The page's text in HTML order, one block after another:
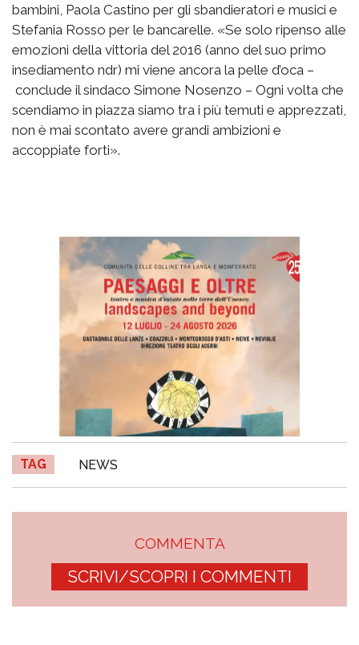
bambini, Paola Castino per gli sbandieratori e musici e
Stefania Rosso per le bancarelle. «Se solo ripenso alle
emozioni della vittoria del 2016 (anno del suo primo
insediamento ndr) mi viene ancora la pelle d’oca –
conclude il sindaco Simone Nosenzo – Ogni volta che
scendiamo in piazza siamo tra i più temuti e apprezzati,
non è mai scontato avere grandi ambizioni e
accoppiate forti».
TAG NEWS
COMMENTA
SCRIVI/SCOPRI I COMMENTI